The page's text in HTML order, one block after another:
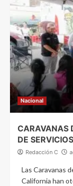
Nacional
CARAVANAS
DE
Redacción C
Las Caravanas
California han